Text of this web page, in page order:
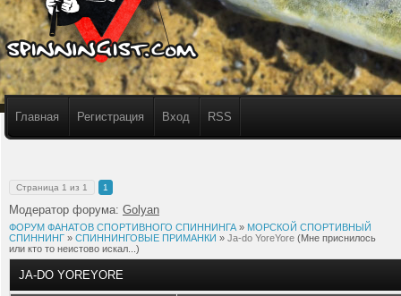
Главная Регистрация Вход RSS
Страница 1 из 1 1
Модератор форума: Golyan
ФОРУМ ФАНАТОВ СПОРТИВНОГО СПИННИНГА » МОРСКОЙ СПОРТИВНЫЙ
СПИННИНГ » СПИННИНГОВЫЕ ПРИМАНКИ » Ja-do YoreYore (Мне приснилось
или кто то неистово искал...)
JA-DO YOREYORE